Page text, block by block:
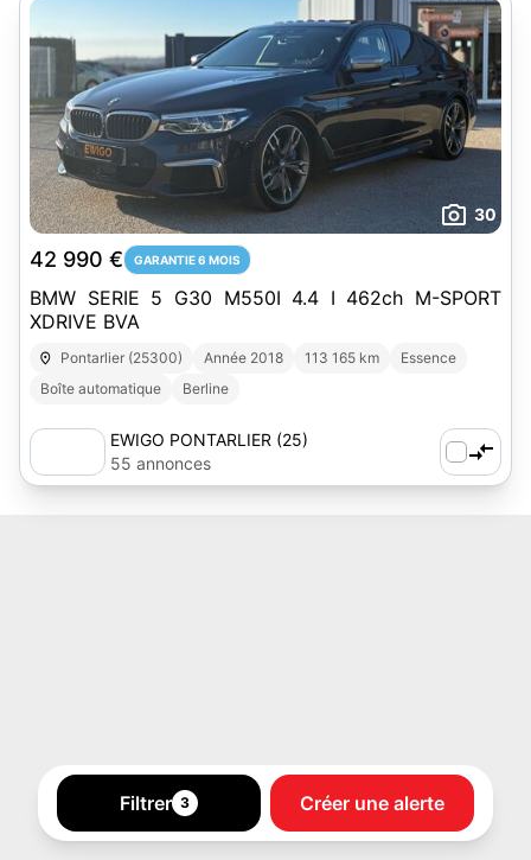
30
42 990 € GARANTIE 6 MOIS
BMW SERIE 5 G30 M550I 4.4 I 462ch M-SPORT
XDRIVE BVA
Pontarlier (25300) Année 2018 113 165 km
Essence
Boîte automatique
Berline
EWIGO PONTARLIER (25)
55 annonces
Filtrer 3 Créer une alerte